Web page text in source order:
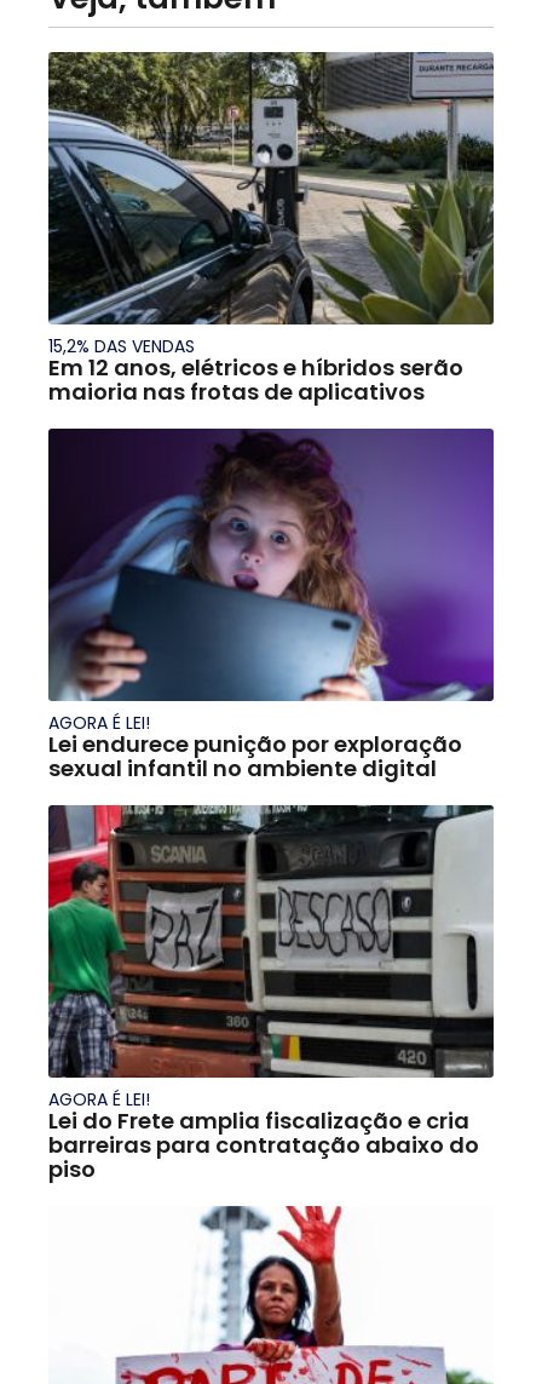
15,2% DAS VENDAS
Em 12 anos, elétricos e híbridos serão
maioria nas frotas de aplicativos
AGORA É LEI!
Lei endurece punição por exploração
sexual infantil no ambiente digital
AGORA É LEI!
Lei do Frete amplia fiscalização e cria
barreiras para contratação abaixo do
piso